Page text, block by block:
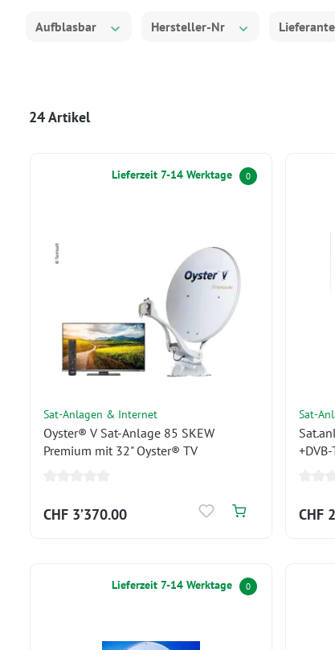
Aufblasbar Hersteller-Nr
24 Artikel
Lieferzeit 7-14 Werktage 0
Sat-Anlagen & Internet
Oyster® V Sat-Anlage 85 SKEW
Premium mit 32" Oyster® TV
CHF 3’370.00
Sat-
+DVB-
CHF
Lieferzeit 7-14 Werktage 0